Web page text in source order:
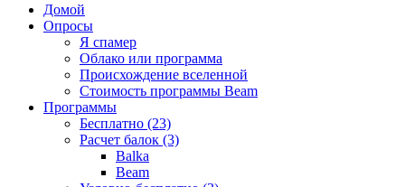
Домой
Опросы
Я спамер
Облако или программа
Происхождение вселенной
Стоимость программы Beam
Программы
Бесплатно (23)
Расчет балок (3)
Balka
Beam